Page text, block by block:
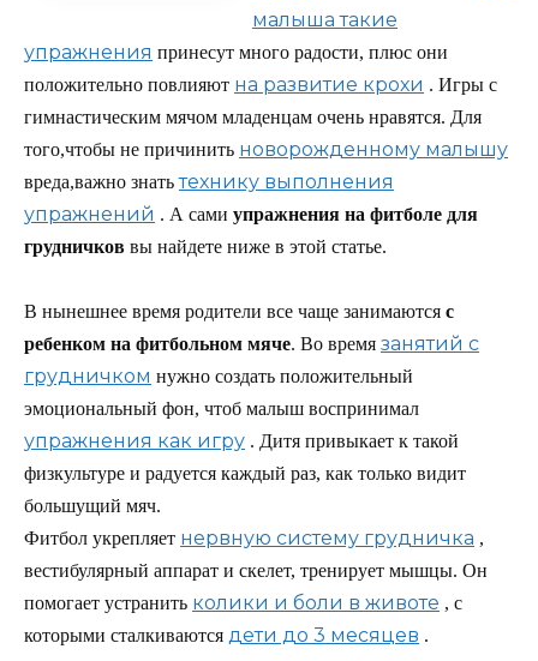
малыша такие
упражнения принесут много радости, плюс они
положительно повлияют на развитие крохи . Игры с
гимнастическим мячом младенцам очень нравятся. Для
того,чтобы не причинить новорожденному малышу
вреда,важно знать технику выполнения
упражнений . А сами упражнения на фитболе для
грудничков вы найдете ниже в этой статье.
В нынешнее время родители все чаще занимаются с
ребенком на фитбольном мяче. Во время занятий с
грудничком нужно создать положительный
эмоциональный фон, чтоб малыш воспринимал
упражнения как игру . Дитя привыкает к такой
физкультуре и радуется каждый раз, как только видит
большущий мяч.
Фитбол укрепляет нервную систему грудничка ,
вестибулярный аппарат и скелет, тренирует мышцы. Он
помогает устранить колики и боли в животе , с
которыми сталкиваются дети до 3 месяцев .